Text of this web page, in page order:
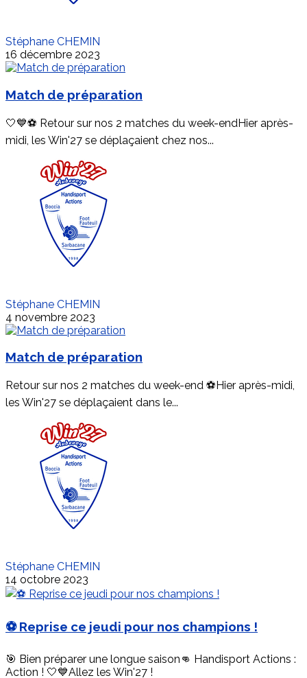
Stéphane CHEMIN
16 décembre 2023
Match de préparation
🤍💙⚽ Retour sur nos 2 matches du week-endHier après-
midi, les Win'27 se déplaçaient chez nos...
Stéphane CHEMIN
4 novembre 2023
Match de préparation
Retour sur nos 2 matches du week-end ⚽️Hier après-midi,
les Win'27 se déplaçaient dans le...
Stéphane CHEMIN
14 octobre 2023
⚽ Reprise ce jeudi pour nos champions !
🎯 Bien préparer une longue saison👊 Handisport Actions :
Action ! 🤍💙Allez les Win'27 !